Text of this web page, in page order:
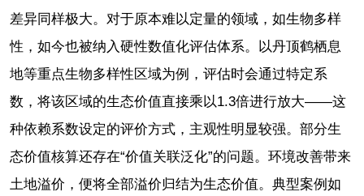
差异同样极大。对于原本难以定量的领域，如生物多样
性，如今也被纳入硬性数值化评估体系。以丹顶鹤栖息
地等重点生物多样性区域为例，评估时会通过特定系
数，将该区域的生态价值直接乘以1.3倍进行放大——这
种依赖系数设定的评价方式，主观性明显较强。部分生
态价值核算还存在“价值关联泛化”的问题。环境改善带来
土地溢价，便将全部溢价归结为生态价值。典型案例如